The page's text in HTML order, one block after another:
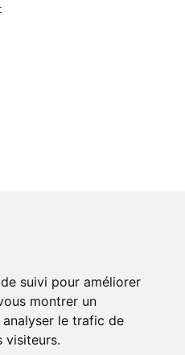
suivi pour améliorer
montrer un
le trafic de
visiteurs.